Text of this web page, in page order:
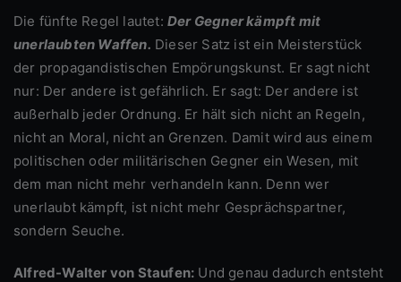
Die fünfte Regel lautet:Der Gegner kämpft mit
unerlaubten Waffen. Dieser Satz ist ein Meisterstück
der propagandistischen Empörungskunst. Er sagt nicht
nur: Der andere ist gefährlich. Er sagt: Der andere ist
außerhalb jeder Ordnung. Er hält sich nicht an Regeln,
nicht an Moral, nicht an Grenzen. Damit wird aus einem
politischen oder militärischen Gegner ein Wesen, mit
dem man nicht mehr verhandeln kann. Denn wer
unerlaubt kämpft, ist nicht mehr Gesprächspartner,
sondern Seuche.
Alfred-Walter von Staufen: Und genau dadurch entsteht